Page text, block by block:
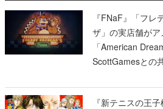
『FNaF』「フレ
ザ」の実店舗が
「American
ScottGamesとの
テージショーや
る
『新テニスの王